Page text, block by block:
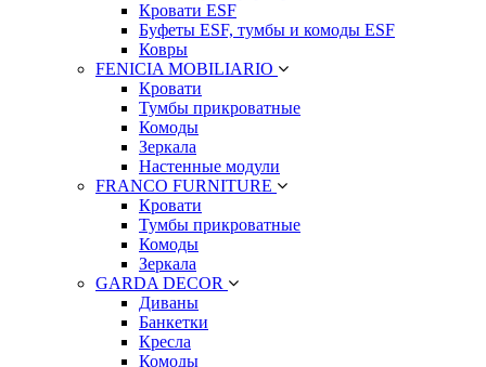
Кровати ESF
Буфеты ESF, тумбы и комоды ESF
Ковры
FENICIA MOBILIARIO
Кровати
Тумбы прикроватные
Комоды
Зеркала
Настенные модули
FRANCO FURNITURE
Кровати
Тумбы прикроватные
Комоды
Зеркала
GARDA DECOR
Диваны
Банкетки
Кресла
Комоды